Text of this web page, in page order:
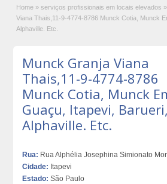
Home » serviços profissionais em locais elevados »
Viana Thais,11-9-4774-8786 Munck Cotia, Munck
Alphaville. Etc.
Munck Granja Viana
Thais,11-9-4774-8786
Munck Cotia, Munck
Guaçu, Itapevi, Barueri,
Alphaville. Etc.
Rua: Rua Alphélia Josephina Simionato
Cidade: Itapevi
Estado: São Paulo